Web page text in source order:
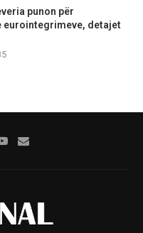
punon për
eurointegrimeve, detajet